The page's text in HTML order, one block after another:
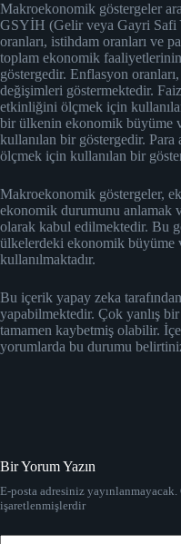
Makroekonomik göstergeler
GSYİH (Gelir veya Gayri Safi
oranları, istihdam oranları ve
toplam ekonomik
göstergedir. Enflasyon
değişimleri göstermektedir.
etkinliğini ölçmek için
bir ülkenin ekonomik büyüme
kullanılan bir göstergedir. Para
ölçmek için kullanılan bir
Makroekonomik göstergeler,
ekonomik durumunu anlamak
olarak kabul edilmektedir. Bu
ülkelerdeki ekonomik büyüme
kullanılmaktadır.
Bu içerik yapay zeka
yapabilmektedir. Çok yanlış
tamamen kaybetmiş olabilir.
yorumlarda bu durumu
Bir Yorum Yazın
E-posta adresiniz yayınlanmayacak.
işaretlenmişlerdir